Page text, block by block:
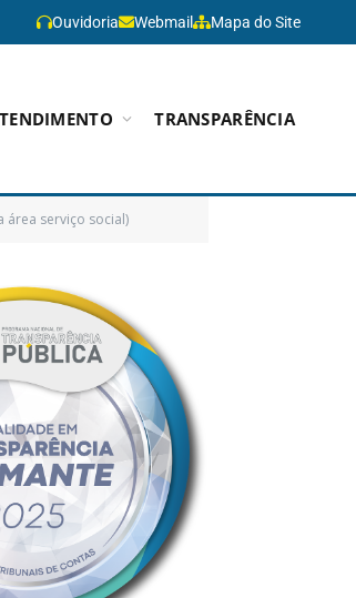
Ouvidoria Webmail Mapa do Site
TRANSPARÊNCIA
área serviço social)